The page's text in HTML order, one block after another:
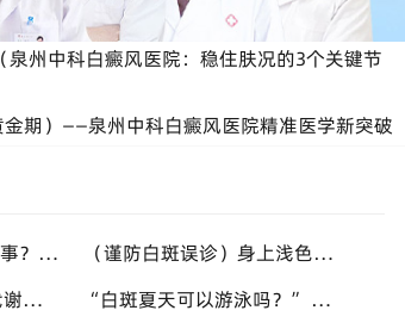
州中科白癜风医院：稳住肤况的3个关键节
期）——泉州中科白癜风医院精准医学新突破
“高温天白斑发痒怎么回事？” 多种因素会造成白斑处瘙痒，泉州中科白癜风医院讲解白斑发痒的处理方式
（谨防白斑误诊）身上浅色斑点不一定是白癜风，盲目用药危害皮肤，泉州中科白癜风医院建议先明确白斑类型
【多年顽固白斑】夏季代谢活跃，不要放弃调理机会，泉州中科白癜风医院建议结合自身情况定制改善思路
“白斑夏天可以游泳吗？” 池水刺激加日晒双重考验，泉州中科白癜风医院告知白癜风人群游泳防护要点